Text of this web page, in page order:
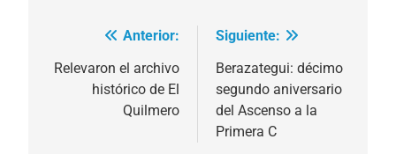
Navegación
de
entradas
Anterior:
Relevaron el archivo
histórico de El
Quilmero
Siguiente:
Berazategui: décimo
segundo aniversario
del Ascenso a la
Primera C